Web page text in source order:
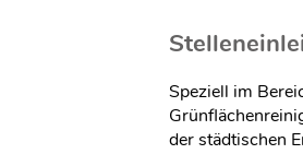
Speziell im
der städtischen